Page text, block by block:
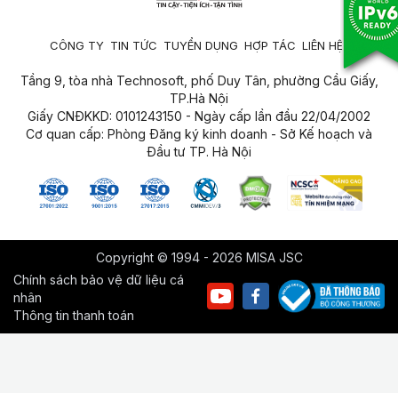
CÔNG TY TIN TỨC TUYỂN DỤNG HỢP TÁC LIÊN HỆ
Tầng 9, tòa nhà Technosoft, phố Duy Tân, phường Cầu Giấy,
TP.Hà Nội
Giấy CNĐKKD: 0101243150 - Ngày cấp lần đầu 22/04/2002
Cơ quan cấp: Phòng Đăng ký kinh doanh - Sở Kế hoạch và
Đầu tư TP. Hà Nội
Copyright © 1994 - 2026 MISA JSC
Chính sách bảo vệ dữ liệu cá
nhân
Thông tin thanh toán